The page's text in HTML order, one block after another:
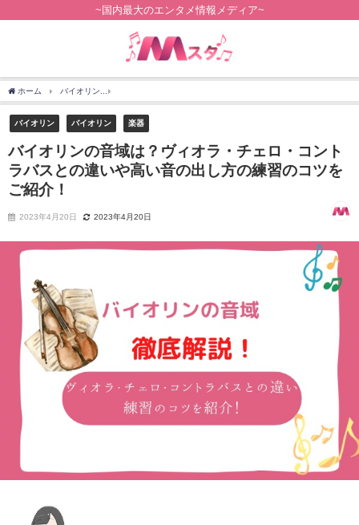
~国内最大のエンタメ情報メディア~
ホーム バイオリン
バイオリン バイオリン 楽器
バイオリンの音域は？ヴィオラ・チェロ・コント
ラバスとの違いや高い音の出し方の練習のコツを
ご紹介！
2023年4月20日 2023年4月20日